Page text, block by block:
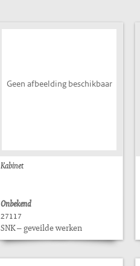
Geen afbeelding beschikbaar
Kabinet
Onbekend
27117
SNK – geveilde werken